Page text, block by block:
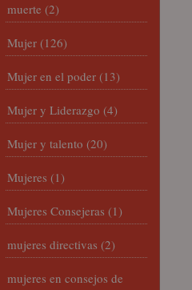
muerte (2)
Mujer (126)
Mujer en el poder (13)
Mujer y Liderazgo (4)
Mujer y talento (20)
Mujeres (1)
Mujeres Consejeras (1)
mujeres directivas (2)
mujeres en consejos de